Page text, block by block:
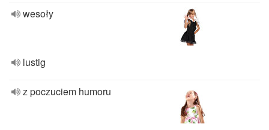
wesoły
lustig
z poczuciem humoru